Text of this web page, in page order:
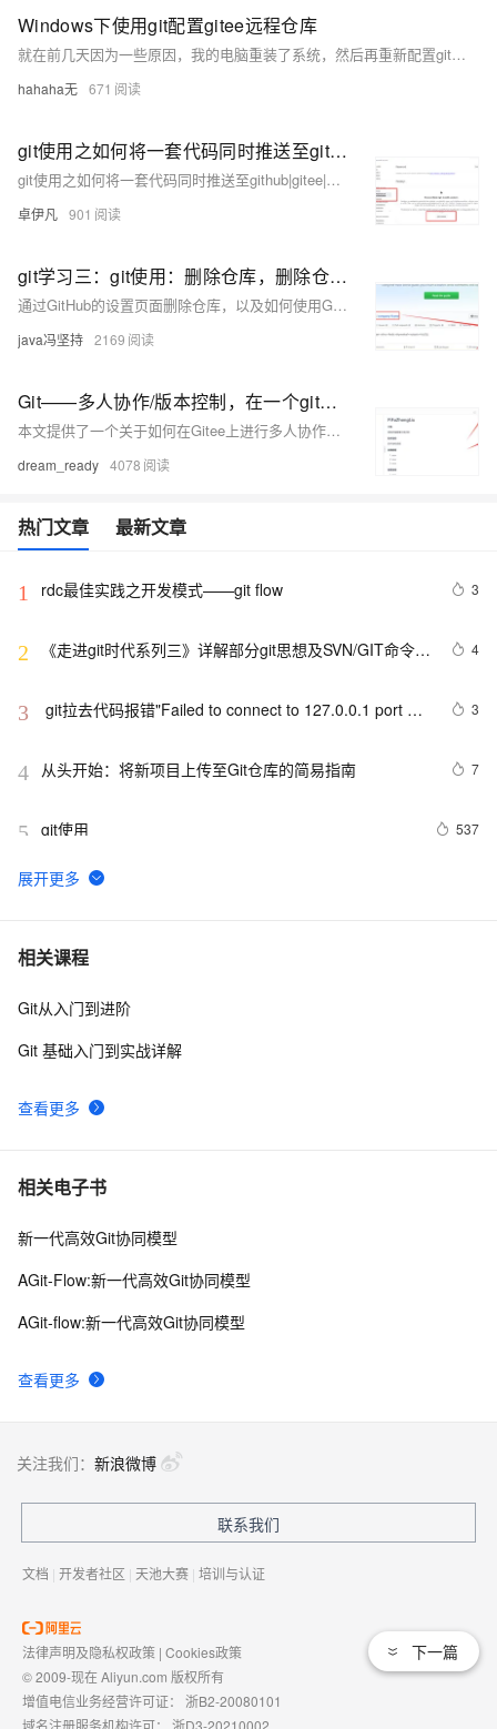
Windows下使用git配置gitee远程仓库
就在前几天因为一些原因，我的电脑重装了系统，然后再重新配置git的环境的时候就遇到了一些小问题。所以我决定自己写一篇文章，以便以后再配置git时，避免一些错误操作，而导致全网搜方法，找对的文章去找对应的解决方法。下面为了演示方便就拿gitee来演示，不拿GitHub了写文章了。
hahaha无 671
git使用之如何将一套代码同时推送至github|gitee|gitcode|gitlab等多个仓库-含添加ssh-优雅草央千澈完美解决-提供整体提交代码
git使用之如何将一套代码同时推送至github|gitee|gitcode|gitlab等多个仓库-含添加ssh-优雅草央千澈完美解决-提供整体提交代码
卓伊凡 901
git学习三：git使用：删除仓库，删除仓库内文件
通过GitHub的设置页面删除仓库，以及如何使用Git命令行删除仓库中的文件或文件夹。
java冯坚持 2169
Git——多人协作/版本控制，在一个gitee仓库下开发（Gitee版教程）手把手教学，包好用的！
本文提供了一个关于如何在Gitee上进行多人协作和版本控制的详细教程，包括新建和初始化仓库、克隆仓库、邀请好友共同管理仓库以及注意事项，旨在帮助用户顺利进行代码协作开发。
dream_ready 4078
热门文章 最新文章
1 rdc最佳实践之开发模式——git flow 3
2
《走进git时代系列三》详解部分git思想及SVN/GIT命令对
4
3
git拉去代码报错"Failed to connect to 127.0.0.1 port
3
4 从头开始：将新项目上传至Git仓库的简易指南 7
5 git使用 537
6
Git 如何将一个项目的代码放到一个新的仓库中，但不在
7 成功解决git rebase问题：First, rewinding head to
8 git checkout 切 commit
相关课程
查看更多
Git从入门到进阶
Git 基础入门到实战详解
相关电子书
查看更多
新一代高效Git协同模型
AGit-Flow:新一代高效Git协同模型
AGit-flow:新一代高效Git协同模型
下一篇
关注我们： 新浪微博
联系我们
文档 | 开发者社区 | 天池大赛 | 培训与认证
法律声明及隐私权政策 | Cookies政策
© 2009-现在 Aliyun.com 版权所有
增值电信业务经营许可证： 浙B2-20080101
域名注册服务机构许可： 浙D3-20210002